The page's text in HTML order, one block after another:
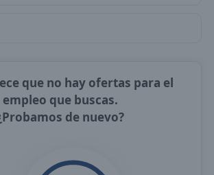
que no hay ofertas para el
empleo que buscas.
de nuevo?